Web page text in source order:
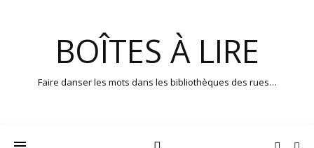
BOÎTES À LIRE
Faire danser les mots dans les bibliothèques des rues…